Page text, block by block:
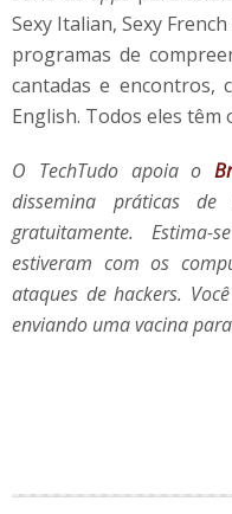
Sexy Italian, Sexy
programas de
cantadas e encontros,
English. Todos eles têm
O TechTudo apoia o
dissemina práticas
gratuitamente.
estiveram com os
ataques de hackers.
enviando uma vacina